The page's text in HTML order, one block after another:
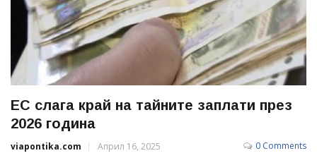
ЕС слага край на тайните заплати през
2026 година
viapontika.com Април 16, 2025 0 Comments